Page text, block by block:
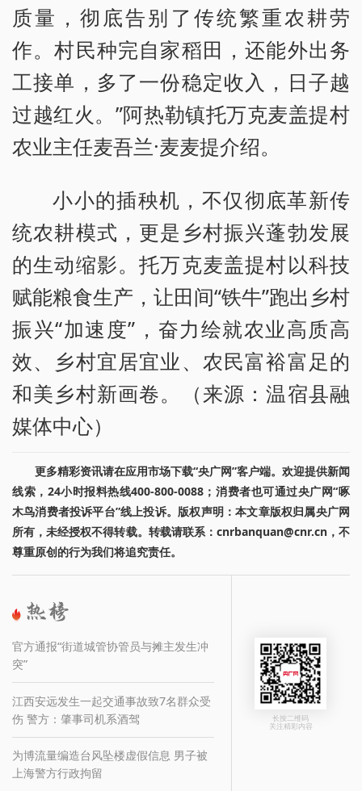
质量，彻底告别了传统繁重农耕劳
作。村民种完自家稻田，还能外出务
工接单，多了一份稳定收入，日子越
过越红火。”阿热勒镇托万克麦盖提村
农业主任麦吾兰·麦麦提介绍。
小小的插秧机，不仅彻底革新传
统农耕模式，更是乡村振兴蓬勃发展
的生动缩影。托万克麦盖提村以科技
赋能粮食生产，让田间“铁牛”跑出乡村
振兴“加速度”，奋力绘就农业高质高
效、乡村宜居宜业、农民富裕富足的
和美乡村新画卷。（来源：温宿县融
媒体中心）
更多精彩资讯请在应用市场下载“央广网”客户端。欢迎提供新闻
线索，24小时报料热线400-800-0088；消费者也可通过央广网“啄
木鸟消费者投诉平台”线上投诉。版权声明：本文章版权归属央广网
所有，未经授权不得转载。转载请联系：cnrbanquan@cnr.cn，不
尊重原创的行为我们将追究责任。
官方通报“街道城管协管员与摊主发生冲
突”
江西安远发生一起交通事故致7名群众受
伤 警方：肇事司机系酒驾
为博流量编造台风坠楼虚假信息 男子被
上海警方行政拘留
长按二维码
关注精彩内容